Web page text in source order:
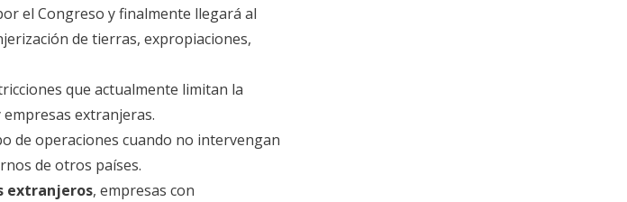
el Congreso y finalmente llegará al
de tierras, expropiaciones,
que actualmente limitan la
extranjeras.
de operaciones cuando no intervengan
de otros países.
extranjeros, empresas con